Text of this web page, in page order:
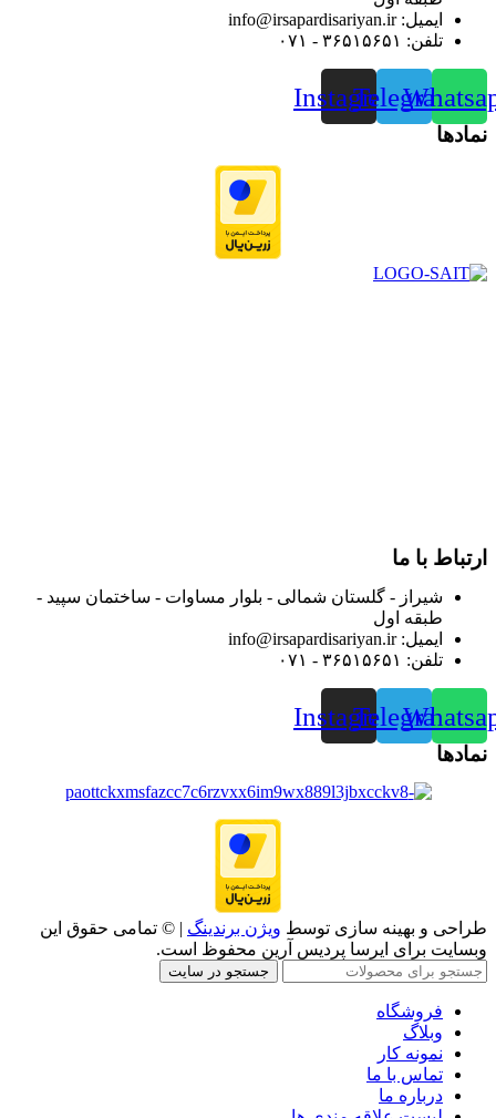
ایمیل: info@irsapardisariyan.ir
تلفن: ۳۶۵۱۵۶۵۱ - ۰۷۱
Telegram
Instagram
نمادها
ارتباط با ما
شیراز - گلستان شمالی - بلوار مساوات - ساختمان سپید -
طبقه اول
ایمیل: info@irsapardisariyan.ir
تلفن: ۳۶۵۱۵۶۵۱ - ۰۷۱
Telegram
Instagram
نمادها
طراحی و بهینه سازی توسط ویژن برندینگ | © تمامی حقوق این
وبسایت برای ایرسا پردیس آرین محفوظ است.
جستجو در سایت
فروشگاه
وبلاگ
نمونه کار
تماس با ما
درباره ما